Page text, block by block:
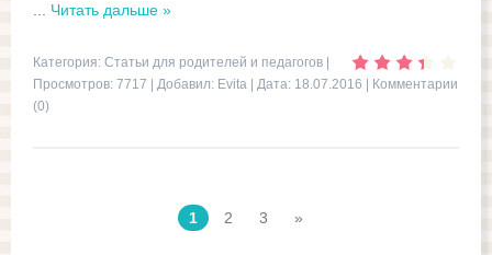
Читать дальше »
Категория: Статьи для родителей и педагогов
Просмотров: 7717 | Добавил: Evita | Дата: 18.07.2016
Комментарии
(0)
1 2 3 »